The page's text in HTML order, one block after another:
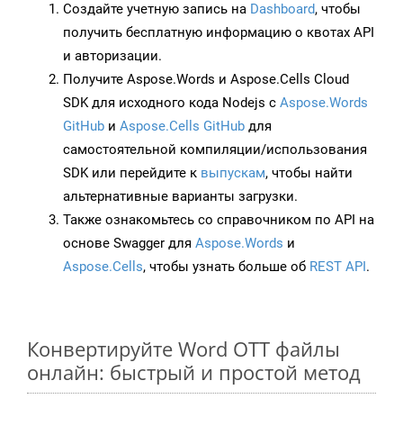
Создайте учетную запись на Dashboard, чтобы
получить бесплатную информацию о квотах API
и авторизации.
Получите Aspose.Words и Aspose.Cells Cloud
SDK для исходного кода Nodejs с Aspose.Words
GitHub и Aspose.Cells GitHub для
самостоятельной компиляции/использования
SDK или перейдите к выпускам, чтобы найти
альтернативные варианты загрузки.
Также ознакомьтесь со справочником по API на
основе Swagger для Aspose.Words и
Aspose.Cells, чтобы узнать больше об REST API.
Конвертируйте Word OTT файлы
онлайн: быстрый и простой метод